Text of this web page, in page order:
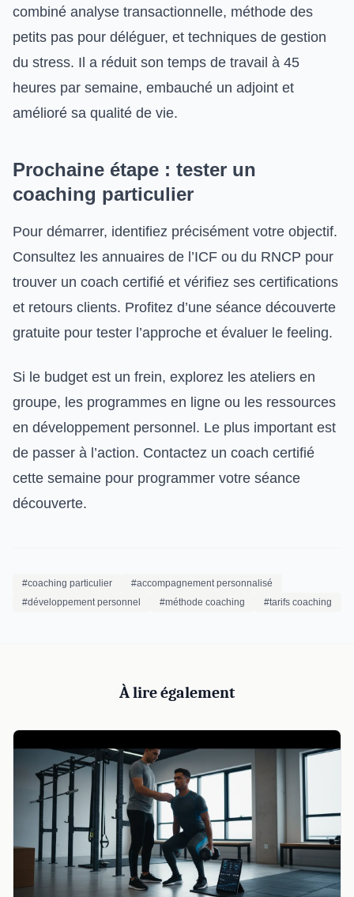
combiné analyse transactionnelle, méthode des
petits pas pour déléguer, et techniques de gestion
du stress. Il a réduit son temps de travail à 45
heures par semaine, embauché un adjoint et
amélioré sa qualité de vie.
Prochaine étape : tester un
coaching particulier
Pour démarrer, identifiez précisément votre objectif.
Consultez les annuaires de l’ICF ou du RNCP pour
trouver un coach certifié et vérifiez ses certifications
et retours clients. Profitez d’une séance découverte
gratuite pour tester l’approche et évaluer le feeling.
Si le budget est un frein, explorez les ateliers en
groupe, les programmes en ligne ou les ressources
en développement personnel. Le plus important est
de passer à l’action. Contactez un coach certifié
cette semaine pour programmer votre séance
découverte.
#coaching particulier
#accompagnement personnalisé
#développement personnel
#méthode coaching #tarifs coaching
À lire également